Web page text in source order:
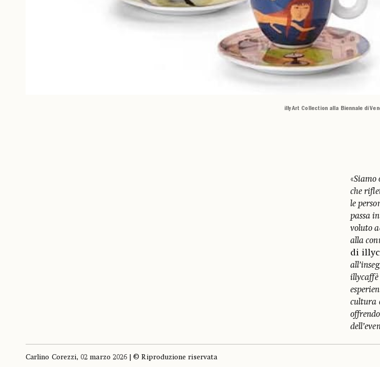
illy Art Collection alla Biennale di
«Siamo
che
le
passa
voluto
alla
di
illycaffè
cultura
Carlino Corezzi, 02 marzo 2026 | © Riproduzione riservata